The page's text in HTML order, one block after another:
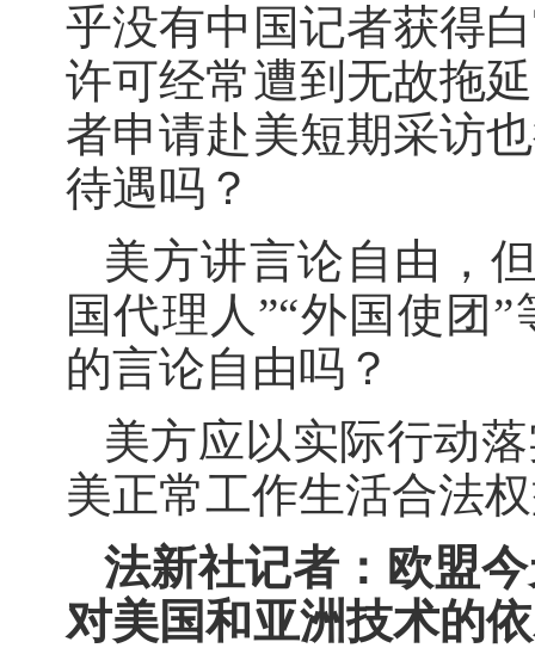
乎没有中国记者获得
许可经常遭到无故拖
者申请赴美短期采访
待遇吗？
美方讲言论自由，
国代理人”“外国使团
的言论自由吗？
美方应以实际行动
美正常工作生活合法
法新社记者：欧盟
对美国和亚洲技术的